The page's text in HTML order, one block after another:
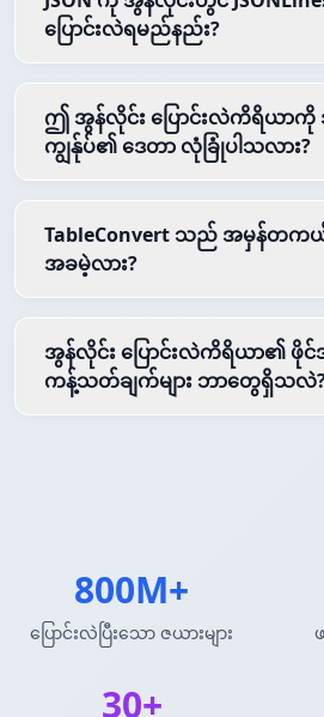
ပြောင်းလဲရမည်နည်း?
ဤ အွန်လိုင်း ပြောင်းလဲကိရိယာကို
ကျွန်ုပ်၏ ဒေတာ လုံခြုံပါသလား?
TableConvert သည် အမှန်တက
အခမဲ့လား?
အွန်လိုင်း ပြောင်းလဲကိရိယာ၏ ဖို
ကန့်သတ်ချက်များ ဘာတွေရှိသလဲ
800M+
ပြောင်းလဲပြီးသော ဇယားများ
30+